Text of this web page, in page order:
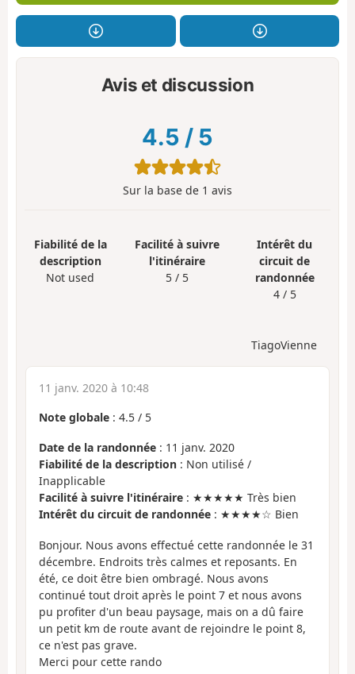
Avis et discussion
4.5 / 5
Sur la base de 1 avis
Fiabilité de la
description
Not used
Facilité à suivre
l'itinéraire
5 / 5
Intérêt du
circuit de
randonnée
4 / 5
TiagoVienne
11 janv. 2020 à 10:48
Note globale : 4.5 / 5
Date de la randonnée : 11 janv. 2020
Fiabilité de la description : Non utilisé /
Inapplicable
Facilité à suivre l'itinéraire : ★★★★★ Très bien
Intérêt du circuit de randonnée : ★★★★☆ Bien
Bonjour. Nous avons effectué cette randonnée le 31
décembre. Endroits très calmes et reposants. En
été, ce doit être bien ombragé. Nous avons
continué tout droit après le point 7 et nous avons
pu profiter d'un beau paysage, mais on a dû faire
un petit km de route avant de rejoindre le point 8,
ce n'est pas grave.
Merci pour cette rando